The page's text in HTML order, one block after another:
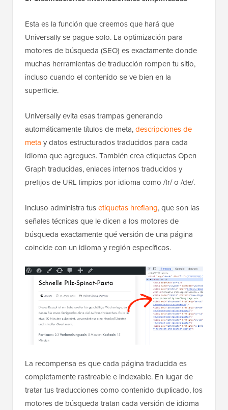
Esta es la función que creemos que hará que
Universally se pague solo. La optimización para
motores de búsqueda (SEO) es exactamente donde
muchas herramientas de traducción rompen tu sitio,
incluso cuando el contenido se ve bien en la
superficie.
Universally evita esas trampas generando
automáticamente títulos de meta,descripciones de
meta y datos estructurados traducidos para cada
idioma que agregues. También crea etiquetas Open
Graph traducidas, enlaces internos traducidos y
prefijos de URL limpios por idioma como /fr/ o /de/.
Incluso administra tusetiquetas hreflang, que son las
señales técnicas que le dicen a los motores de
búsqueda exactamente qué versión de una página
coincide con un idioma y región específicos.
La recompensa es que cada página traducida es
completamente rastreable e indexable. En lugar de
tratar tus traducciones como contenido duplicado, los
motores de búsqueda tratan cada versión de idioma